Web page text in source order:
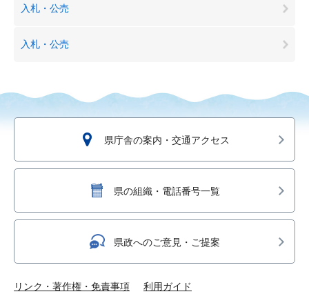
入札・公売
入札・公売
県庁舎の案内・交通アクセス
県の組織・電話番号一覧
県政へのご意見・ご提案
リンク・著作権・免責事項 利用ガイド